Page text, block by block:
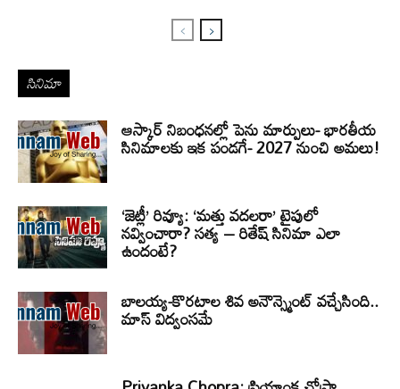
సినిమా
ఆస్కార్ నిబంధనల్లో పెను మార్పులు- భారతీయ
సినిమాలకు ఇక పండగే- 2027 నుంచి అమలు!
‘జెట్లీ’ రివ్యూ: ‘మత్తు వదలరా’ టైపులో
నవ్వించారా? సత్య – రితేష్ సినిమా ఎలా
ఉందంటే?
బాలయ్య-కొరటాల శివ అనౌన్స్మెంట్ వచ్చేసింది..
మాస్ విద్వంసమే